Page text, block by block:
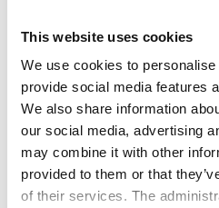
This website uses cookies
We use cookies to
provide social media features
We also share information
our social media, advertising
may combine it with other
provided to them or that
of their services. The